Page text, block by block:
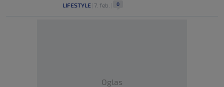
LIFESTYLE 7. feb. 0
Oglas